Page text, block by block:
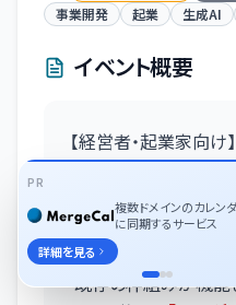
事業開発
起業 生成AI
イベント概要
【経営者・起業家向け】
AIパラダイムシフトに
〜AIと事業の今後に
■ セミナー概要
既存の枠組みが機能
PR
複数ドメインのカレン
に同期するサービス
詳細を見る